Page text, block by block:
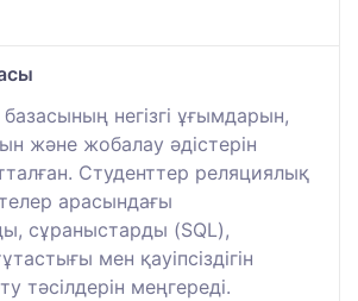
негізгі ұғымдарын,
және жобалау әдістерін
Студенттер реляциялық
арасындағы
сұраныстарды (SQL),
мен қауіпсіздігін
тәсілдерін меңгереді.